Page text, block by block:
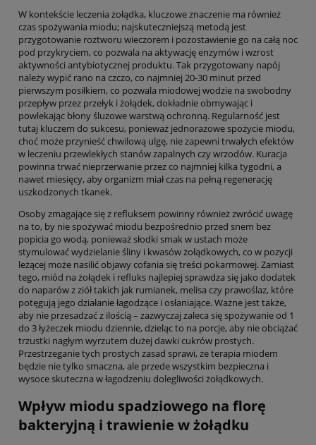
W kontekście leczenia żołądka, kluczowe znaczenie ma również
czas spożywania miodu; najskuteczniejszą metodą jest
przygotowanie roztworu wieczorem i pozostawienie go na całą noc
pod przykryciem, co pozwala na aktywację enzymów i wzrost
aktywności antybiotycznej produktu. Tak przygotowany napój
należy wypić rano na czczo, co najmniej 20-30 minut przed
pierwszym posiłkiem, co pozwala miodowej wodzie na swobodny
przepływ przez przełyk i żołądek, dokładnie obmywając i
powlekając błony śluzowe warstwą ochronną. Regularność jest
tutaj kluczem do sukcesu, ponieważ jednorazowe spożycie miodu,
choć może przynieść chwilową ulgę, nie zapewni trwałych efektów
w leczeniu przewlekłych stanów zapalnych czy wrzodów. Kuracja
powinna trwać nieprzerwanie przez co najmniej kilka tygodni, a
nawet miesięcy, aby organizm miał czas na pełną regenerację
uszkodzonych tkanek.
Osoby zmagające się z refluksem powinny również zwrócić uwagę
na to, by nie spożywać miodu bezpośrednio przed snem bez
popicia go wodą, ponieważ słodki smak w ustach może
stymulować wydzielanie śliny i kwasów żołądkowych, co w pozycji
leżącej może nasilić objawy cofania się treści pokarmowej. Zamiast
tego, miód na żołądek i refluks najlepiej sprawdza się jako dodatek
do naparów z ziół takich jak rumianek, melisa czy prawoślaz, które
potęgują jego działanie łagodzące i osłaniające. Ważne jest także,
aby nie przesadzać z ilością – zazwyczaj zaleca się spożywanie od 1
do 3 łyżeczek miodu dziennie, dzieląc to na porcje, aby nie obciążać
trzustki nagłym wyrzutem dużej dawki cukrów prostych.
Przestrzeganie tych prostych zasad sprawi, że terapia miodem
będzie nie tylko smaczna, ale przede wszystkim bezpieczna i
wysoce skuteczna w łagodzeniu dolegliwości żołądkowych.
Wpływ miodu spadziowego na florę
bakteryjną i trawienie w żołądku